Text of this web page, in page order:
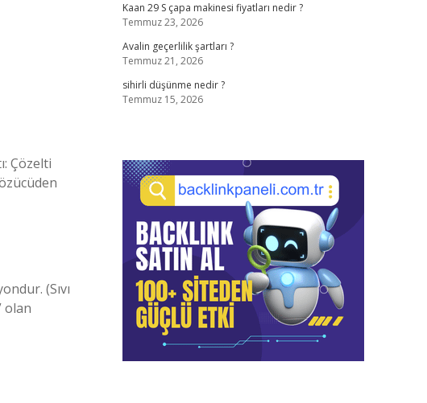
Çözelti
(Sıvı
olan
Kaan 29 S çapa makinesi fiyatları nedir ?
Temmuz 23, 2026
Avalin geçerlilik şartları ?
Temmuz 21, 2026
sihirli düşünme nedir ?
Temmuz 15, 2026